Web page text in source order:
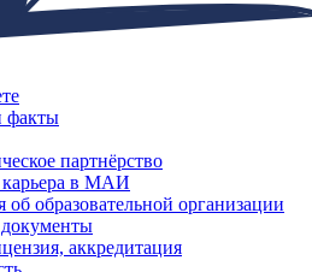
партнёрство
карьера в МАИ
об образовательной организации
аккредитация